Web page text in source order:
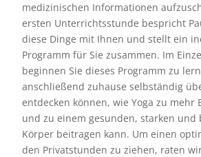
medizinischen Informationen
ersten Unterrichtsstunde bespricht
diese Dinge mit Ihnen und stellt ein
Programm für Sie zusammen. Im
beginnen Sie dieses Programm zu
anschließend zuhause selbständig
entdecken können, wie Yoga zu mehr
und zu einem gesunden, starken und
Körper beitragen kann. Um einen
den Privatstunden zu ziehen, raten